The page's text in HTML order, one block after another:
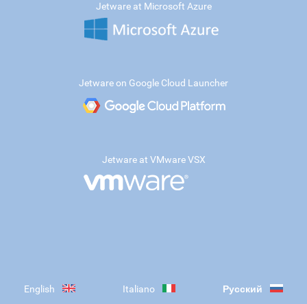
Jetware at Microsoft Azure
Jetware on Google Cloud Launcher
Jetware at VMware VSX
English Italiano Русский